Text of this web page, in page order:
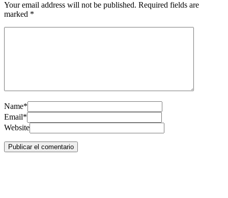
Your email address will not be published. Required fields are
marked *
Name*
Email*
Website